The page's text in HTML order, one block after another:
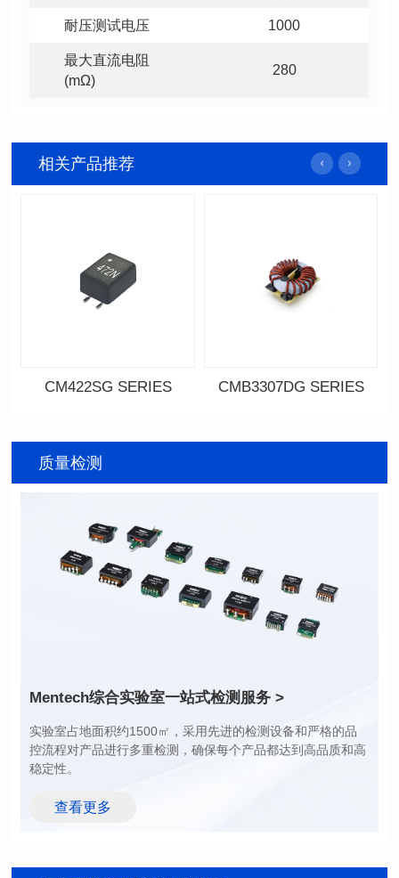
耐压测试电压 1000
(mΩ)
280
相关产品推荐
系列名称: CM422SG 系列
应用类型: Telecom
长（mm): 9.0
宽(mm): 6.4
高（mm): 5
电感值(μH): 470~7200
CM422SG SERIES
长（mm): 40.0
宽(mm): 40.0
高（mm): 16.5
电感值(μH): 170~2200
最大直流电阻(mΩ): 1~7
CMB3307DG SERIES
质量检测
Mentech综合实验室一站式检测服务 >
稳定性。
查看更多